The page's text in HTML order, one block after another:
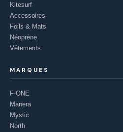
Kitesurf
Accessoires
Foils & Mats
Néoprène
Vêtements
MARQUES
F-ONE
Manera
Mystic
North